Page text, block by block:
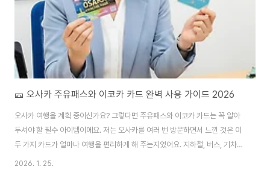
🎫 오사카 주유패스와 이코카 카드 완벽 사용 가이드 2026
오사카 여행을 계획 중이신가요? 그렇다면 주유패스와 이코카 카드는 꼭 알아
두셔야 할 필수 아이템이에요. 저는 오사카를 여러 번 방문하면서 느낀 것은 이
두 가지 카드가 얼마나 여행을 편리하게 해 주는지였어요. 지하철, 버스, 기차를
타야 할 때마다 매번 표를 사지 않아도 되고, 관광지 입장료까지 할인받을 수 있
2026. 1. 25.